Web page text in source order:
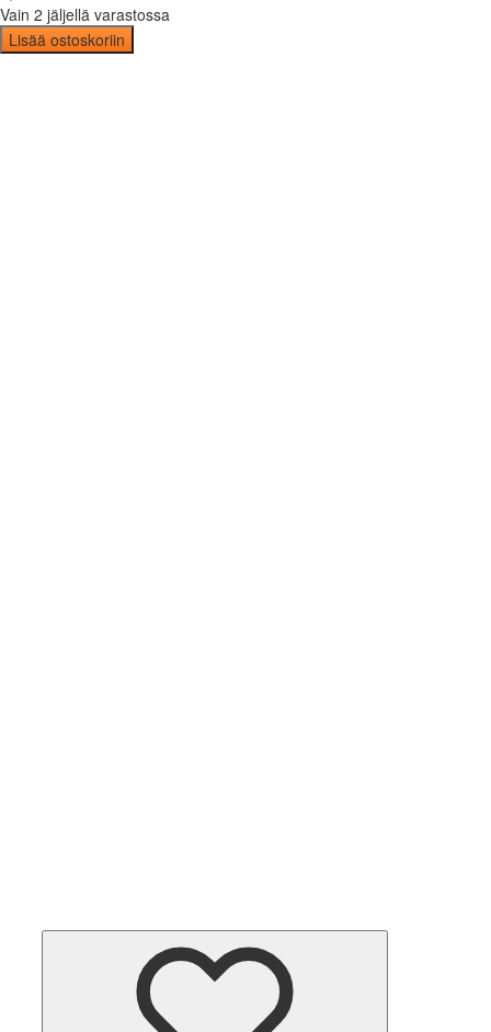
Vain 2 jäljellä varastossa
Lisää ostoskoriin